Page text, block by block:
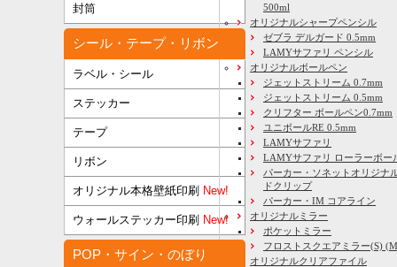
封筒
シール・テープ・リボン
ラベル・シール
ステッカー
テープ
リボン
オリジナル本格壁紙印刷 New!
ウォールステッカー印刷 New!
POP・サイン・のぼり
500ml
オリジナルシャープペンシル
ゼブラ デルガード 0.5mm
LAMYサファリ ペンシル
オリジナルボールペン
ジェットストリーム 0.7mm
ジェットストリーム 0.5mm
クリフター ボールペン0.7mm
ユニボールRE 0.5mm
LAMYサファリ
LAMYサファリ ローラーボー
パーカー・ソネットオリジナ
ドクリップ
パーカー・IM コアライン
オリジナルミラー
ポケットミラー
フロストスクエアミラー(S)
オリジナルクリアファイル